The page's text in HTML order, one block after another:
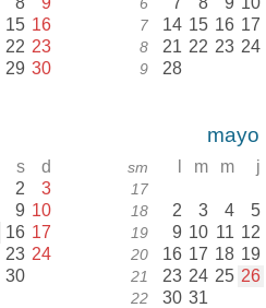
15 16
22 23
29 30
7 14 15 16 17
8 21 22 23 24
9 28
s d
2 3
9 10
16 17
23 24
30
mayo
sm m m j
17
18 2 3 4 5
19 9 10 11 12
20 16 17 18 19
21 23 24 25 26
22 30 31